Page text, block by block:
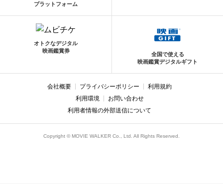
プラットフォーム
オトクなデジタル
映画鑑賞券
全国で使える
映画鑑賞デジタルギフト
会社概要 プライバシーポリシー
利用規約
利用環境
お問い合わせ
利用者情報の外部送信について
Copyright © MOVIE WALKER Co., Ltd. All Rights Reserved.